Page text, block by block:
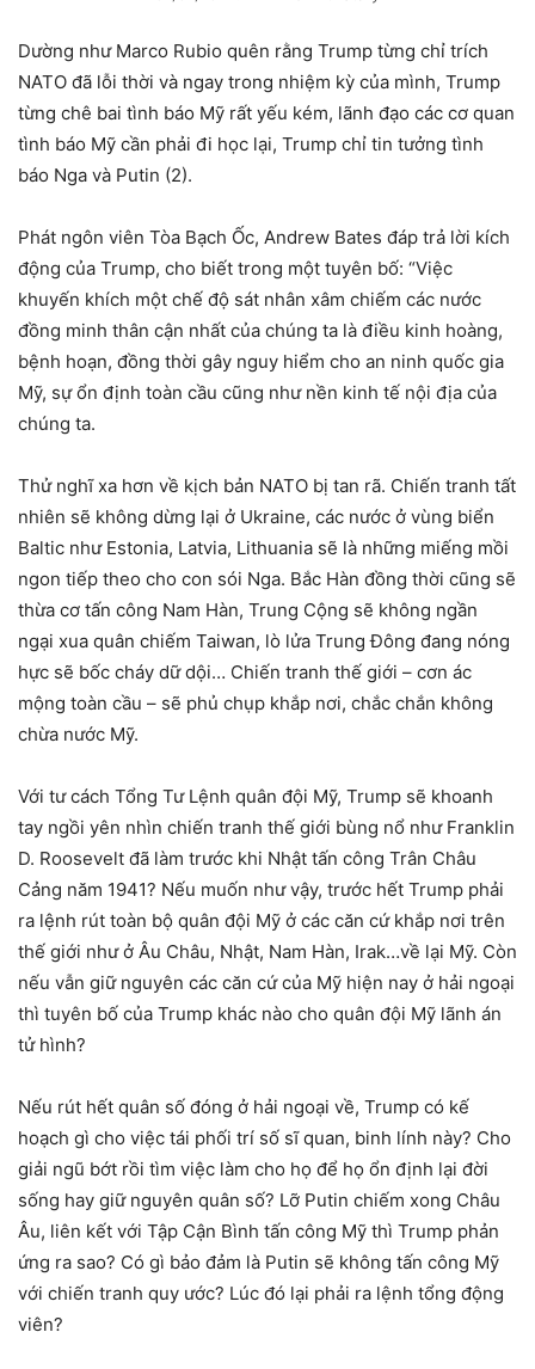
Dường như Marco Rubio quên rằng Trump từng chỉ trích
NATO đã lỗi thời và ngay trong nhiệm kỳ của mình, Trump
từng chê bai tình báo Mỹ rất yếu kém, lãnh đạo các cơ quan
tình báo Mỹ cần phải đi học lại, Trump chỉ tin tưởng tình
báo Nga và Putin (2).
Phát ngôn viên Tòa Bạch Ốc, Andrew Bates đáp trả lời kích
động của Trump, cho biết trong một tuyên bố: “Việc
khuyến khích một chế độ sát nhân xâm chiếm các nước
đồng minh thân cận nhất của chúng ta là điều kinh hoàng,
bệnh hoạn, đồng thời gây nguy hiểm cho an ninh quốc gia
Mỹ, sự ổn định toàn cầu cũng như nền kinh tế nội địa của
chúng ta.
Thử nghĩ xa hơn về kịch bản NATO bị tan rã. Chiến tranh tất
nhiên sẽ không dừng lại ở Ukraine, các nước ở vùng biển
Baltic như Estonia, Latvia, Lithuania sẽ là những miếng mồi
ngon tiếp theo cho con sói Nga. Bắc Hàn đồng thời cũng sẽ
thừa cơ tấn công Nam Hàn, Trung Cộng sẽ không ngần
ngại xua quân chiếm Taiwan, lò lửa Trung Đông đang nóng
hực sẽ bốc cháy dữ dội… Chiến tranh thế giới – cơn ác
mộng toàn cầu – sẽ phủ chụp khắp nơi, chắc chắn không
chừa nước Mỹ.
Với tư cách Tổng Tư Lệnh quân đội Mỹ, Trump sẽ khoanh
tay ngồi yên nhìn chiến tranh thế giới bùng nổ như Franklin
D. Roosevelt đã làm trước khi Nhật tấn công Trân Châu
Cảng năm 1941? Nếu muốn như vậy, trước hết Trump phải
ra lệnh rút toàn bộ quân đội Mỹ ở các căn cứ khắp nơi trên
thế giới như ở Âu Châu, Nhật, Nam Hàn, Irak…về lại Mỹ. Còn
nếu vẫn giữ nguyên các căn cứ của Mỹ hiện nay ở hải ngoại
thì tuyên bố của Trump khác nào cho quân đội Mỹ lãnh án
tử hình?
Nếu rút hết quân số đóng ở hải ngoại về, Trump có kế
hoạch gì cho việc tái phối trí số sĩ quan, binh lính này? Cho
giải ngũ bớt rồi tìm việc làm cho họ để họ ổn định lại đời
sống hay giữ nguyên quân số? Lỡ Putin chiếm xong Châu
Âu, liên kết với Tập Cận Bình tấn công Mỹ thì Trump phản
ứng ra sao? Có gì bảo đảm là Putin sẽ không tấn công Mỹ
với chiến tranh quy ước? Lúc đó lại phải ra lệnh tổng động
viên?